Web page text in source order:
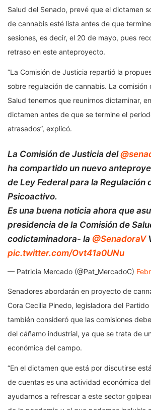
Salud del Senado, prevé que el dictamen
de cannabis esté lista antes de que
sesiones, es decir, el 20 de mayo, pues
retraso en este anteproyecto.
“La Comisión de Justicia repartió la
sobre regulación de cannabis. La
Salud tenemos que reunirnos dictaminar,
dictamen antes de que se termine el
atrasados”, explicó.
La Comisión de Justicia del
ha compartido un nuevo
de Ley Federal para la Regulación
Psicoactivo.
Es una buena noticia ahora que
presidencia de la Comisión de
codictaminadora- la @SenadoraV
pic.twitter.com/Ovt41a0UNu
— Patricia Mercado (@Pat_MercadoC)
Senadores abordarán en proyecto de
Cora Cecilia Pinedo, legisladora del
también consideró que las comisiones
del cáñamo industrial, ya que se trata de
económica del campo.
“En el dictamen que está por discutirse
de cuentas es una actividad económica
ayudarnos a refrescar a este sector